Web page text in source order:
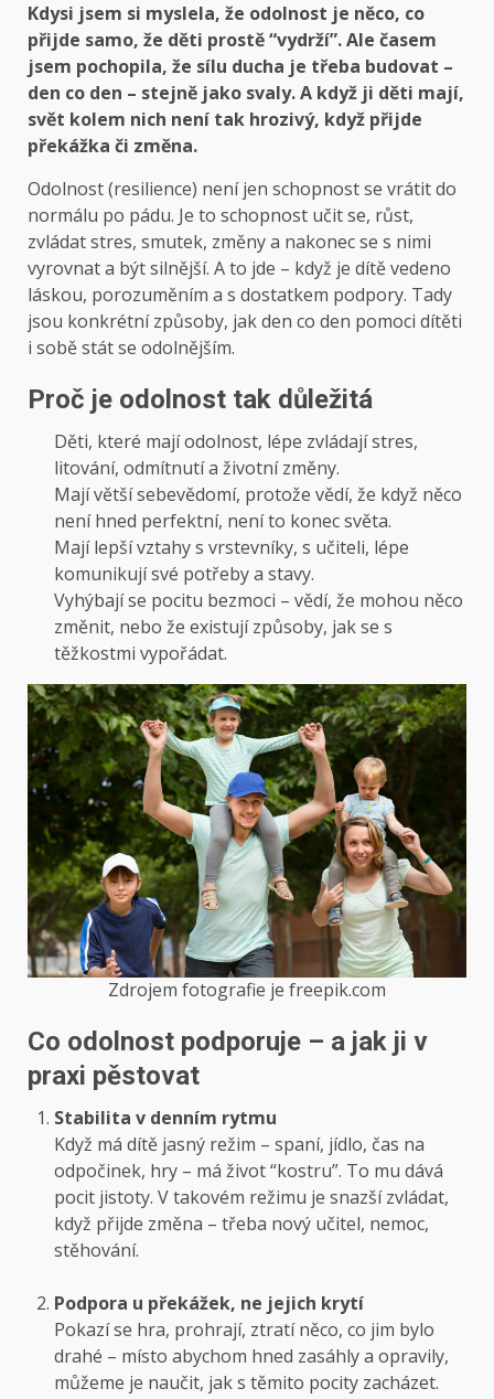
Kdysi jsem si myslela, že odolnost je něco, co
přijde samo, že děti prostě “vydrží”. Ale časem
jsem pochopila, že sílu ducha je třeba budovat –
den co den – stejně jako svaly. A když ji děti mají,
svět kolem nich není tak hrozivý, když přijde
překážka či změna.
Odolnost (resilience) není jen schopnost se vrátit do
normálu po pádu. Je to schopnost učit se, růst,
zvládat stres, smutek, změny a nakonec se s nimi
vyrovnat a být silnější. A to jde – když je dítě vedeno
láskou, porozuměním a s dostatkem podpory. Tady
jsou konkrétní způsoby, jak den co den pomoci dítěti
i sobě stát se odolnějším.
Proč je odolnost tak důležitá
Děti, které mají odolnost, lépe zvládají stres,
litování, odmítnutí a životní změny.
Mají větší sebevědomí, protože vědí, že když něco
není hned perfektní, není to konec světa.
Mají lepší vztahy s vrstevníky, s učiteli, lépe
komunikují své potřeby a stavy.
Vyhýbají se pocitu bezmoci – vědí, že mohou něco
změnit, nebo že existují způsoby, jak se s
těžkostmi vypořádat.
Zdrojem fotografie je freepik.com
Co odolnost podporuje – a jak ji v
praxi pěstovat
Stabilita v denním rytmu
Když má dítě jasný režim – spaní, jídlo, čas na
odpočinek, hry – má život “kostru”. To mu dává
pocit jistoty. V takovém režimu je snazší zvládat,
když přijde změna – třeba nový učitel, nemoc,
stěhování.
Podpora u překážek, ne jejich krytí
Pokazí se hra, prohrají, ztratí něco, co jim bylo
drahé – místo abychom hned zasáhly a opravily,
můžeme je naučit, jak s těmito pocity zacházet.